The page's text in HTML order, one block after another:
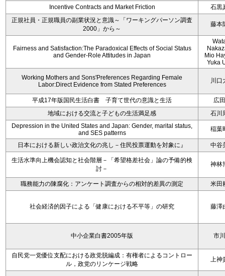
Incentive Contracts and Market Friction
石黒
正規社員・正規職員の副業状況と意識～「ワーキングパーソン調査
2000」から～
藤本
Fairness and Satisfaction:The Paradoxical Effects of Social Status
and Gender-Role Attitudes in Japan
Mio
Yuka
Working Mothers and Sons'Preferences Regarding Female
Labor:Direct Evidence from Stated Preferences
川口
平成17年版国民生活白書 子育て世代の意識と生活
広
地域における交流と子どもの生活満足感
石川
Depression in the United States and Japan: Gender, marital status,
and SES patterns
稲葉
日本における新しい政治文化の兆し－住民投票運動を対象に』 中谷
生活水準向上機会認知と社会階層－「希望格差社会」論の予備的検
討－
神林
職務能力の陳腐化：アンケート調査からの相対的差異の測定 米田
社会経済的因子による「健康における不平等」の研究 藤澤
中小企業白書2005年版 市
自民党一党優位支配における政党脱編成：有権者によるコントロー
ル，政党のリンケージ戦略
上神